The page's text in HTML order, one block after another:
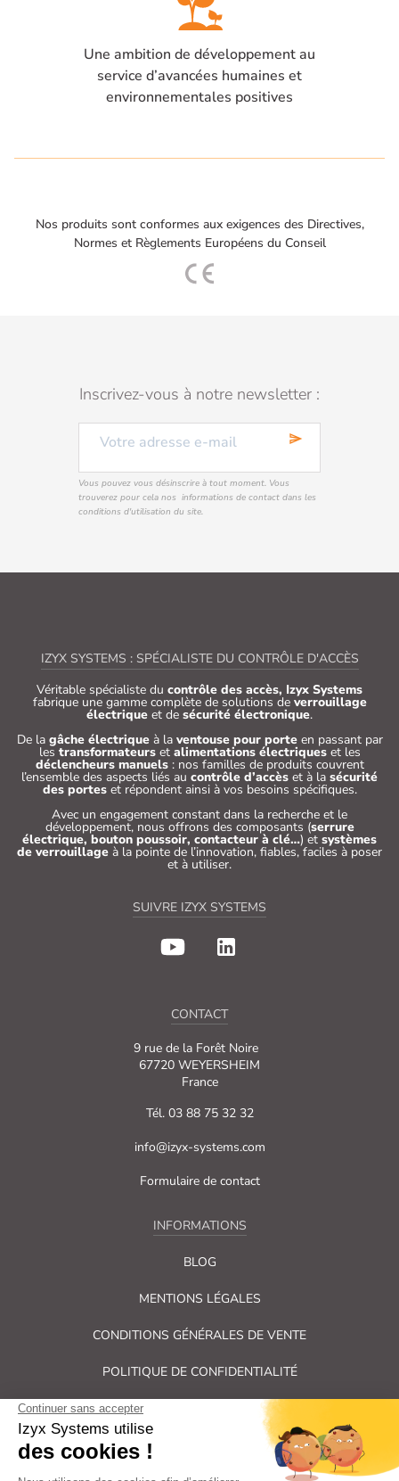
Une ambition de développement au
service d’avancées humaines et
environnementales positives
Nos produits sont conformes aux exigences des Directives,
Normes et Règlements Européens du Conseil
Inscrivez-vous à notre newsletter :
send
Vous pouvez vous désinscrire à tout moment. Vous
trouverez pour cela nos informations de contact dans les
conditions d'utilisation du site.
IZYX SYSTEMS : SPÉCIALISTE DU CONTRÔLE D'ACCÈS
Véritable spécialiste du contrôle des accès, Izyx Systems
fabrique une gamme complète de solutions de verrouillage
électrique et de sécurité électronique.
De la gâche électriqueà la ventouse pour porteen passant par
les transformateurset alimentations électriqueset les
déclencheurs manuels: nos familles de produits couvrent
l’ensemble des aspects liés au contrôle d’accès et à la sécurité
des porteset répondent ainsi à vos besoins spécifiques.
Avec un engagement constant dans la recherche et le
développement, nous offrons des composants (serrure
électrique, bouton poussoir, contacteur à clé…) et systèmes
de verrouillage à la pointe de l’innovation, fiables, faciles à poser
et à utiliser.
SUIVRE IZYX SYSTEMS
CONTACT
9 rue de la Forêt Noire
67720 WEYERSHEIM
France
Tél. 03 88 75 32 32
info@izyx-systems.com
Formulaire de contact
INFORMATIONS
BLOG
MENTIONS LÉGALES
CONDITIONS GÉNÉRALES DE VENTE
POLITIQUE DE CONFIDENTIALITÉ